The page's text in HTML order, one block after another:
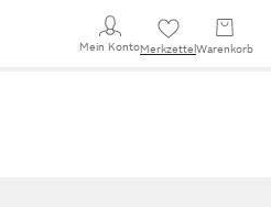
Mein KontoMerkzettel Warenkorb